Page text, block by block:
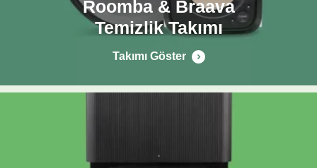
Roomba & Braava
Temizlik Takımı
Takımı Göster